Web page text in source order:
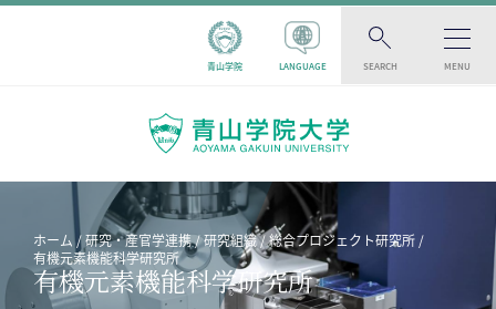
青山学院 LANGUAGE SEARCH MENU
ホーム 研究・産官学連携 研究組織
総合プロジェクト研究所
有機元素機能科学研究所
有機元素機能科学研究所